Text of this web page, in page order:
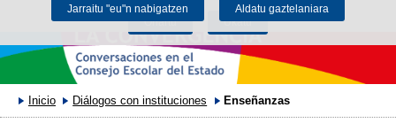
Onartu Ukatu
Jarraitu "eu"n nabigatzen Aldatu gaztelaniara
Inicio Diálogos con instituciones Enseñanzas